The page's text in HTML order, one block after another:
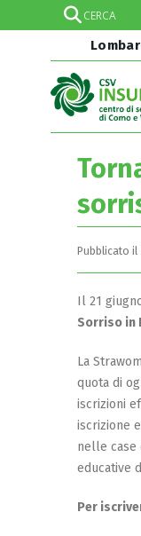
Pubblicato il
Il 21
Sorriso in
La
quota di
iscrizioni
iscrizione
nelle case
educative
Per